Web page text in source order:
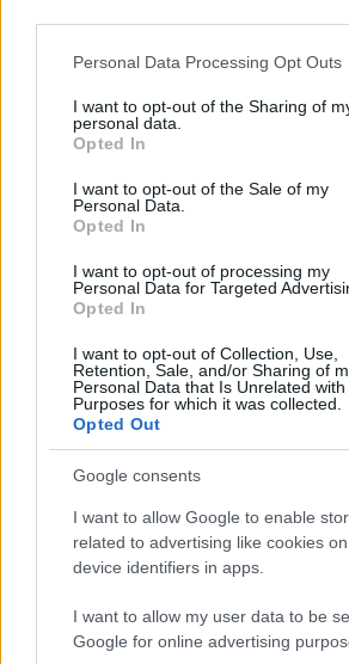
Please note that this website/app uses
not limited to your visit or usage
grant or deny consent to Google and its
use your data for below specified
consent section.
Personal Data Processing Opt Outs
I want to opt-out of the Sharing of
personal data.
Opted In
I want to opt-out of the Sale of my
Personal Data.
Opted In
I want to opt-out of processing my
Personal Data for Targeted
Opted In
I want to opt-out of Collection, Use,
Retention, Sale, and/or Sharing of
Personal Data that Is Unrelated
Purposes for which it was collected.
Opted Out
Google consents
I want to allow Google to enable
related to advertising like cookies
device identifiers in apps.
I want to allow my user data to be
Google for online advertising
mérés,miniszterelnök,Orbán Viktor,
rendszerváltás,szombat
Egyetlen rossz döntés bíróság
éves horgászt
2026.05.06. Horváth Zsolt
veszik a hatóságok a természetvédelmi
előírások betartását.